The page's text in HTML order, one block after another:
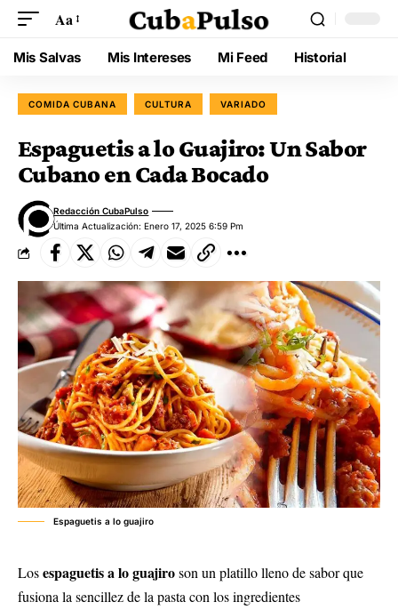
Aa
Mis Salvas Mis Intereses Mi Feed Historial
COMIDA CUBANA CULTURA VARIADO
Espaguetis a lo Guajiro: Un Sabor
Cubano en Cada Bocado
Última Actualización: Enero 17, 2025 6:59 Pm
Redacción CubaPulso
Espaguetis a lo guajiro
Losespaguetis a lo guajiroson un platillo lleno de sabor que
fusiona la sencillez de la pasta con los ingredientes